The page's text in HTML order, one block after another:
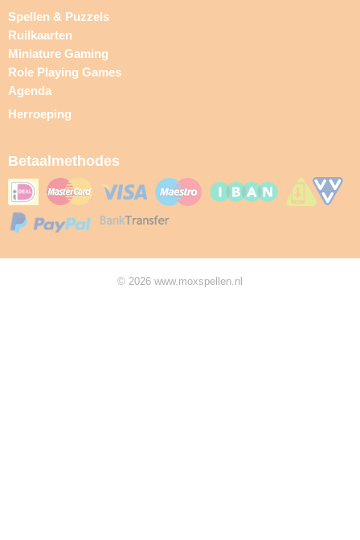
Spellen & Puzzels
Ruilkaarten
Miniature Gaming
Role Playing Games
Agenda
Herroeping
Betaalmethodes
© 2026 www.moxspellen.nl